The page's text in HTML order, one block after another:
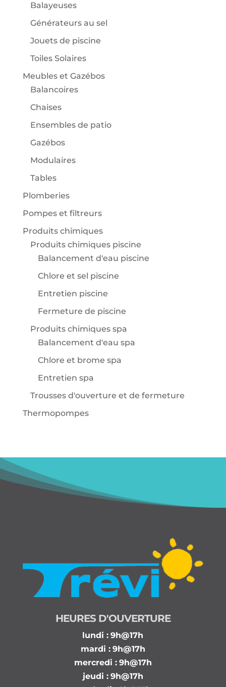
Balayeuses
Générateurs au sel
Jouets de piscine
Toiles Solaires
Meubles et Gazébos
Balancoires
Chaises
Ensembles de patio
Gazébos
Modulaires
Tables
Plomberies
Pompes et filtreurs
Produits chimiques
Produits chimiques piscine
Balancement d'eau piscine
Chlore et sel piscine
Entretien piscine
Fermeture de piscine
Produits chimiques spa
Balancement d'eau spa
Chlore et brome spa
Entretien spa
Trousses d'ouverture et de fermeture
Thermopompes
HEURES D'OUVERTURE
lundi : 9h@17h
mardi : 9h@17h
mercredi : 9h@17h
jeudi : 9h@17h